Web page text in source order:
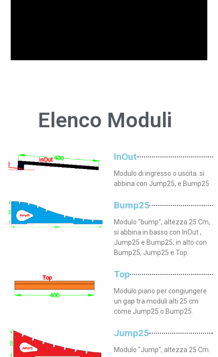
Elenco M o d u
InOut
Modulo di ingresso o uscita. si
abbina con Jump25, e Bump25
Bump25
Modulo "bump", altezza 25 Cm,
si abbina in basso con InOut ,
Jump25 e Bump25; in alto con
Bump25, Jump25 e Top.
Top
Modulo piano per congiungere
un gap tra moduli alti 25 cm
come Jump25 o Bump25.
Jump25
Modulo "Jump", altezza 25 Cm.